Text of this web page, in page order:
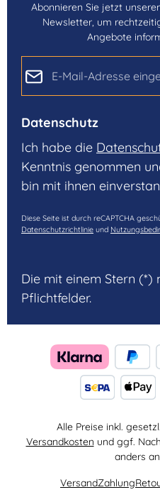
Abonnieren Sie jetzt
Newsletter, um
Angebote
Datenschutz
Ich habe die
Kenntnis genommen
bin mit ihnen
Diese Seite ist durch reCAPTCHA
Datenschutzrichtlinie und
Die mit einem Stern (*)
Pflichtfelder.
Alle Preise inkl.
Versandkosten und ggf.
anders
VersandZahlung